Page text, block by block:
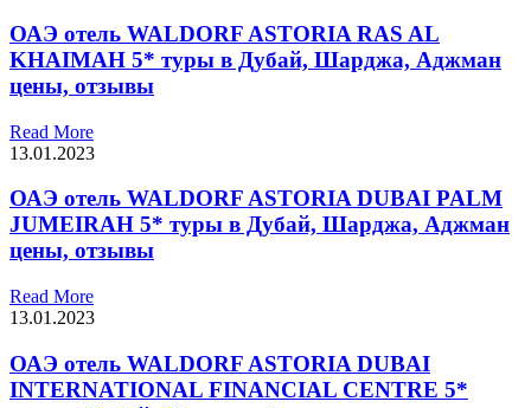
ОАЭ отель WALDORF ASTORIA RAS AL
KHAIMAH 5* туры в Дубай, Шарджа, Аджман
цены, отзывы
Read More
13.01.2023
ОАЭ отель WALDORF ASTORIA DUBAI PALM
JUMEIRAH 5* туры в Дубай, Шарджа, Аджман
цены, отзывы
Read More
13.01.2023
ОАЭ отель WALDORF ASTORIA DUBAI
INTERNATIONAL FINANCIAL CENTRE 5*